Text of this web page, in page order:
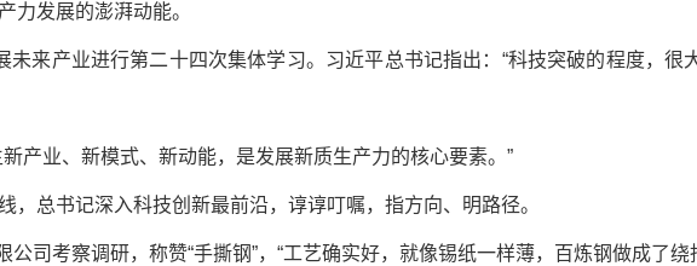
力发展的澎湃动能。
来产业进行第二十四次集体学习。习近平总书记指出：“科技突破的程度，很
产业、新模式、新动能，是发展新质生产力的核心要素。”
，总书记深入科技创新最前沿，谆谆叮嘱，指方向、明路径。
司考察调研，称赞“手撕钢”，“工艺确实好，就像锡纸一样薄，百炼钢做成了绕